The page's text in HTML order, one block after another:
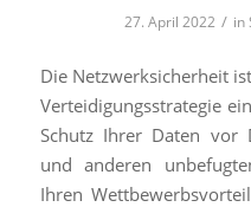
27. April 2022 / in
Die Netzwerksicherheit
Verteidigungsstrategie
Schutz Ihrer Daten vor
und anderen
Ihren